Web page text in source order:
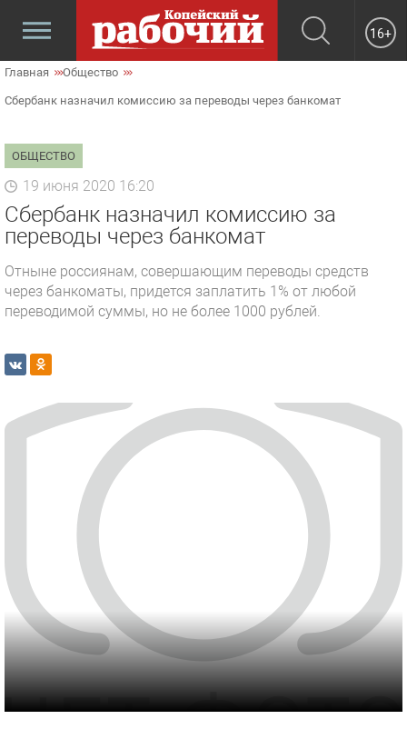
16+
Главная Общество
Сбербанк назначил комиссию за переводы через банкомат
ОБЩЕСТВО
19 июня 2020 16:20
Сбербанк назначил комиссию за
переводы через банкомат
Отныне россиянам, совершающим переводы средств
через банкоматы, придется заплатить 1% от любой
переводимой суммы, но не более 1000 рублей.